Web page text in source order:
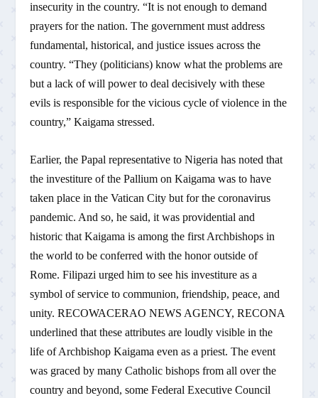
insecurity in the country. “It is not enough to demand
prayers for the nation. The government must address
fundamental, historical, and justice issues across the
country. “They (politicians) know what the problems are
but a lack of will power to deal decisively with these
evils is responsible for the vicious cycle of violence in the
country,” Kaigama stressed.
Earlier, the Papal representative to Nigeria has noted that
the investiture of the Pallium on Kaigama was to have
taken place in the Vatican City but for the coronavirus
pandemic. And so, he said, it was providential and
historic that Kaigama is among the first Archbishops in
the world to be conferred with the honor outside of
Rome. Filipazi urged him to see his investiture as a
symbol of service to communion, friendship, peace, and
unity. RECOWACERAO NEWS AGENCY, RECONA
underlined that these attributes are loudly visible in the
life of Archbishop Kaigama even as a priest. The event
was graced by many Catholic bishops from all over the
country and beyond, some Federal Executive Council